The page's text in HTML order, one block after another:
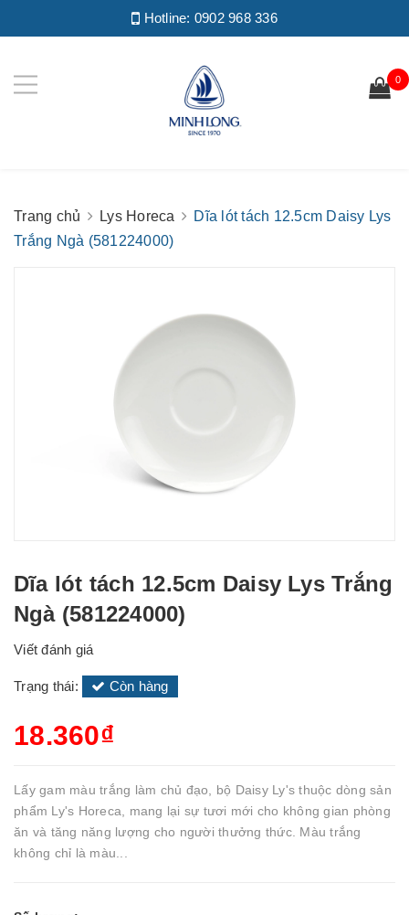
Hotline: 0902 968 336
0
Trang chủ Lys Horeca
Dĩa lót tách 12.5cm Daisy Lys
Trắng Ngà (581224000)
Dĩa lót tách 12.5cm Daisy Lys Trắng
Ngà (581224000)
Viết đánh giá
Trạng thái: Còn hàng
18.360₫
Lấy gam màu trắng làm chủ đạo, bộ Daisy Ly's thuộc dòng sản
phẩm Ly's Horeca, mang lại sự tươi mới cho không gian phòng
ăn và tăng năng lượng cho người thưởng thức. Màu trắng
không chỉ là màu...